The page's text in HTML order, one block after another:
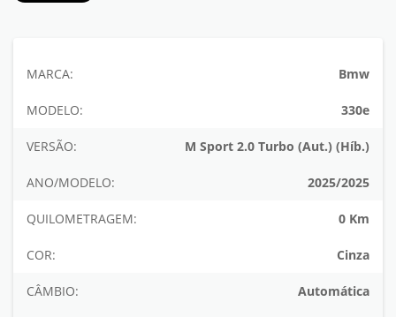
MARCA: Bmw
MODELO: 330e
VERSÃO: M Sport 2.0 Turbo (Aut.) (Híb.)
ANO/MODELO: 2025/2025
QUILOMETRAGEM: 0 Km
COR: Cinza
CÂMBIO: Automática